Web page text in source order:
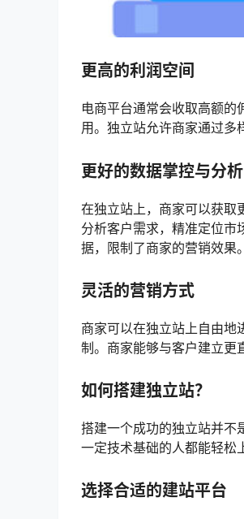
更高的利润空间
电商平台通常会收取高额
用。独立站允许商家通过多
更好的数据掌控与分析
在独立站上，商家可以获取
分析客户需求，精准定位市
据，限制了商家的营销效果。
灵活的营销方式
商家可以在独立站上自由地
制。商家能够与客户建立更
如何搭建独立站？
搭建一个成功的独立站并不
一定技术基础的人都能轻松
选择合适的建站平台